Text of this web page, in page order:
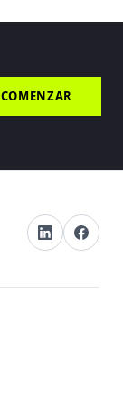
COMENZAR